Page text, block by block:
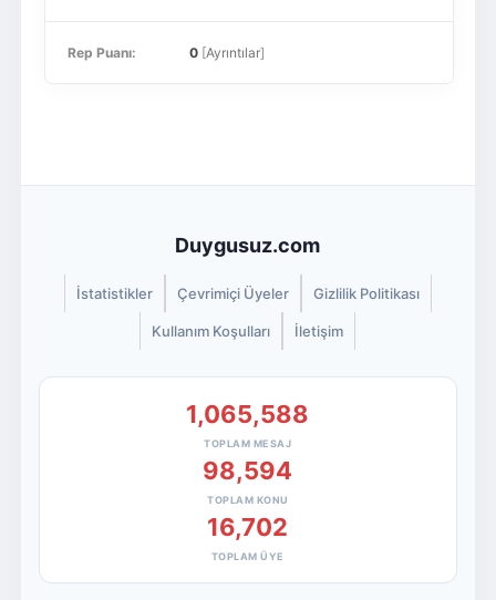
Rep Puanı: 0[Ayrıntılar]
Duygusuz.com
İstatistikler Çevrimiçi Üyeler Gizlilik Politikası
Kullanım Koşulları İletişim
1,065,588
TOPLAM MESAJ
98,594
TOPLAM KONU
16,702
TOPLAM ÜYE